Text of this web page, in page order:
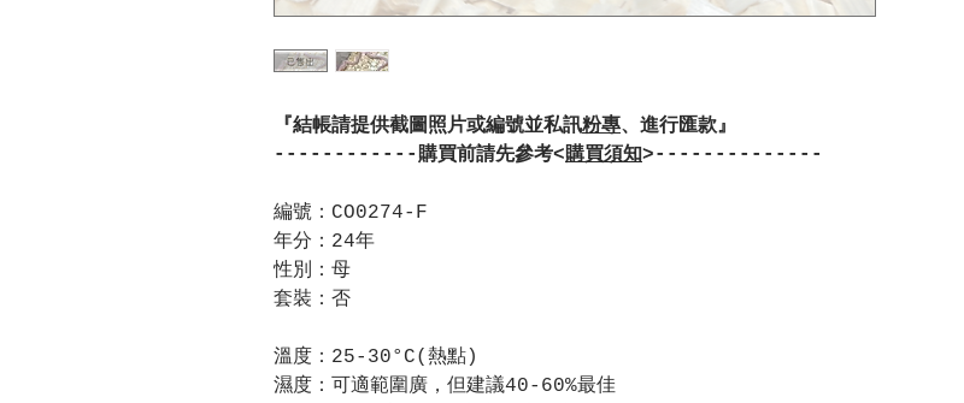
『結帳請提供截圖照片或編號並私訊粉專、進行匯款』
------------購買前請先參考<購買須知>--------------
編號：CO0274-F
年分：24年
性別：母
套裝：否
溫度：25-30°C(熱點)
濕度：可適範圍廣，但建議40-60%最佳